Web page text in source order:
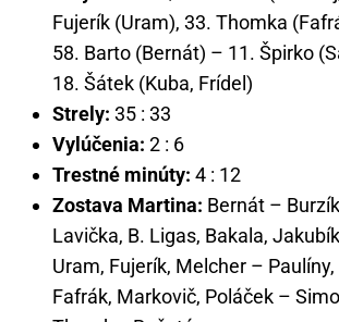
Fujerík (Uram), 33. Thomka
58. Barto (Bernát) – 11. Špirko
18. Šátek (Kuba, Frídel)
Strely: 35 : 33
Vylúčenia: 2 : 6
Trestné minúty: 4 : 12
Zostava Martina: Bernát –
Lavička, B. Ligas, Bakala,
Uram, Fujerík, Melcher –
Fafrák, Markovič, Poláček –